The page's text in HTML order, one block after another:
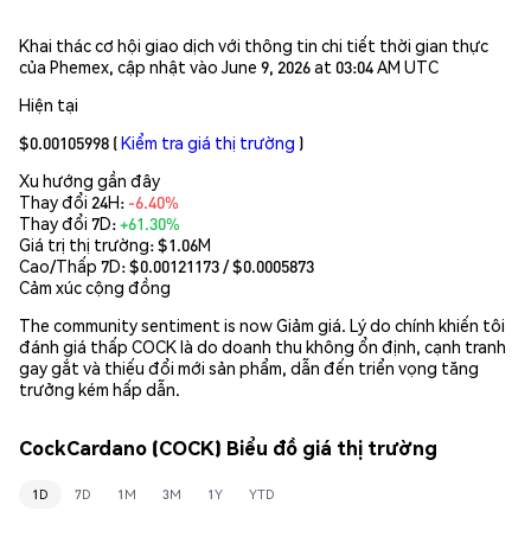
Khai thác cơ hội giao dịch với thông tin chi tiết thời gian thực
của Phemex, cập nhật vào June 9, 2026 at 03:04 AM UTC
Hiện tại
$0.00105998 (Kiểm tra giá thị trường )
Xu hướng gần đây
Thay đổi 24H: -6.40%
Thay đổi 7D:+61.30%
Giá trị thị trường:$1.06M
Cao/Thấp 7D: $0.00121173/ $0.0005873
Cảm xúc cộng đồng
The community sentiment is now Giảm giá. Lý do chính khiến tôi
đánh giá thấp COCK là do doanh thu không ổn định, cạnh tranh
gay gắt và thiếu đổi mới sản phẩm, dẫn đến triển vọng tăng
trưởng kém hấp dẫn.
CockCardano (COCK) Biểu đồ giá thị trường
1D 7D 1M 3M 1Y YTD